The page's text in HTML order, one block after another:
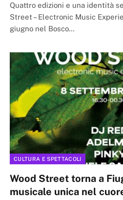
Quattro edizioni e una identità
Street – Electronic Music
giugno nel Bosco…
CULTURA E SPETTACOLI
Wood Street torna a
musicale unica nel